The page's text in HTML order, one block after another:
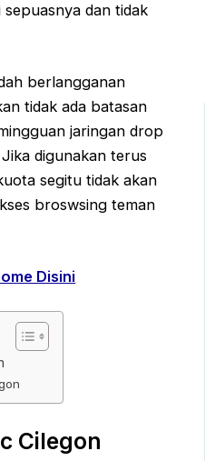
sepuasnya dan tidak
berlangganan
tidak ada batasan
jaringan drop
digunakan terus
segitu tidak akan
broswsing teman
Disini
Cilegon